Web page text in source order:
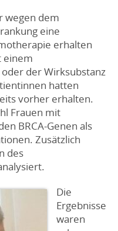
wegen dem
eine
erhalten
einem
der Wirksubstanz
hatten
vorher erhalten.
Frauen mit
BRCA-Genen als
Zusätzlich
des
Die
Ergebnisse
waren